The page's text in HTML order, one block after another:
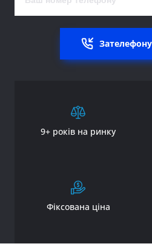
9+ років на ринку
Фіксована ціна